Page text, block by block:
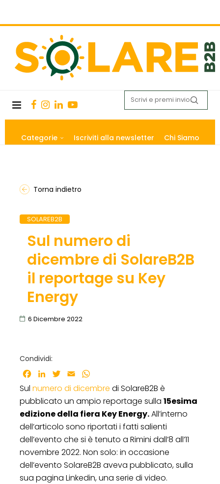
Categorie Iscriviti alla newsletter Chi Siamo
Torna indietro
SOLAREB2B
Sul numero di
dicembre di SolareB2B
il reportage su Key
Energy
6 Dicembre 2022
Condividi:
Facebook
LinkedInTwitter
Email
Sul numero di dicembre di SolareB2B è
pubblicato un ampio reportage sulla 15esima
edizione della fiera Key Energy.All’interno
dell’articolo sono riportati i fatti salienti
dell’evento che si è tenuto a Rimini dall’8 all’11
novembre 2022. Non solo: in occasione
dell’evento SolareB2B aveva pubblicato, sulla
sua pagina Linkedin, una serie di video.